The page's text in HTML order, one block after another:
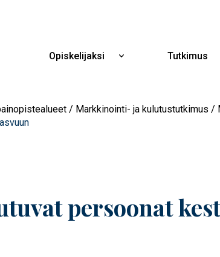
Opiskelijaksi
Näytä
Tutkimus
Markkinointi- ja kulutustutkimus
persoonat